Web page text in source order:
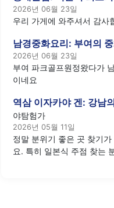
2026년 06월 23일
우리 가게에 와주셔서 감사
남경중화요리: 부여의
2026년 06월 23일
부여 파크골프원정왔다가
이네요
역삼 이자카야 겐: 강남
야탐험가
2026년 05월 11일
정말 분위기 좋은 곳 찾기
요. 특히 일본식 주점 찾는